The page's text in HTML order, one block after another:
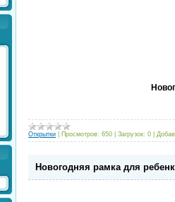
Открытки Просмотров: 650 Загрузок: 0
Новогодняя рамка для